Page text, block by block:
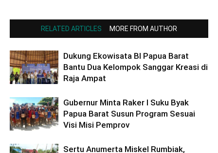
RELATED ARTICLES MORE FROM AUTHOR
Dukung Ekowisata BI Papua Barat
Bantu Dua Kelompok Sanggar Kreasi di
Raja Ampat
Gubernur Minta Raker I Suku Byak
Papua Barat Susun Program Sesuai
Visi Misi Pemprov
Sertu Anumerta Miskel Rumbiak,